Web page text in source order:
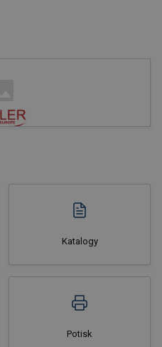
Katalogy
Potisk